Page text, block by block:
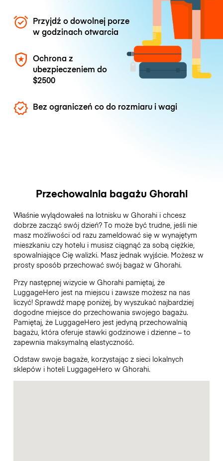
Przyjdź o dowolnej porze
w godzinach otwarcia
Ochrona z
ubezpieczeniem do
$2500
Bez ograniczeń co do rozmiaru i wagi
Przechowalnia bagażu Ghorahi
Właśnie wylądowałeś na lotnisku w Ghorahi i chcesz
dobrze zacząć swój dzień? To może być trudne, jeśli nie
masz możliwości od razu zameldować się w wynajętym
mieszkaniu czy hotelu i musisz ciągnąć za sobą ciężkie,
spowalniające Cię walizki. Masz jednak wyjście. Możesz w
prosty sposób przechować swój bagaż w Ghorahi.
Przy następnej wizycie w Ghorahi pamiętaj, że
LuggageHero jest na miejscu i zawsze możesz na nas
liczyć! Sprawdź mapę poniżej, by wyszukać najbardziej
dogodne miejsce do przechowania swojego bagażu.
Pamiętaj, że LuggageHero jest jedyną przechowalnią
bagażu, która oferuje stawki godzinowe i dzienne – to
zapewnia maksymalną elastyczność.
Odstaw swoje bagaże, korzystając z sieci lokalnych
sklepów i hoteli LuggageHero w Ghorahi.